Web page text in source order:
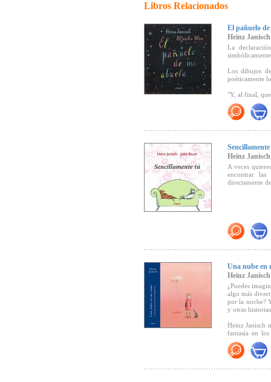
Libros Relacionados
El pañuelo
Heinz Janisch
La
Los dibujos
poéticamente
"Y, al final,
"...Se trata de
Recomendado
Recomendado
Heinz Janisch
A veces
encontrar las
directamente
Una nube en
Heinz Janisch
¿Puedes
algo más
por la noche?
y otras
Heinz Janisch
fantasía en
forma única,
"Hoy estoy